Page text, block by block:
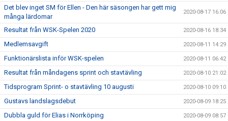
Det blev inget SM för Ellen - Den här säsongen har gett mig
många lärdomar
2020-08-17 16:06
Resultat från WSK-Spelen 2020 2020-08-16 18:34
Medlemsavgift 2020-08-11 14:29
Funktionärslista inför WSK-spelen 2020-08-11 06:42
Resultat från måndagens sprint och stavtävling 2020-08-10 21:02
Tidsprogram Sprint- o stavtävling 10 augusti 2020-08-10 09:10
Gustavs landslagsdebut 2020-08-09 18:25
Dubbla guld för Elias i Norrköping 2020-08-09 08:57